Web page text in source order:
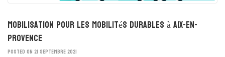
Mobilisation pour les mobilités durables à Aix-en-
Provence
POSTED ON 21 SEPTEMBRE 2021